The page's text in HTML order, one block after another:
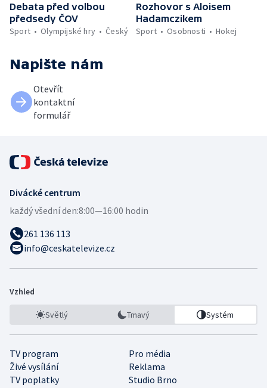
Debata před volbou
předsedy ČOV
Sport
Olympijské hry Český
Rozhovor s Aloisem
Hadamczikem
Sport
Osobnosti Hokej
Napište nám
Otevřít
kontaktní
formulář
Divácké centrum
každý všední den:8:00—16:00 hodin
261 136 113
info@ceskatelevize.cz
Vzhled
Světlý Tmavý Systém
TV program
Pro média
Živé vysílání
Reklama
TV poplatky
Studio Brno